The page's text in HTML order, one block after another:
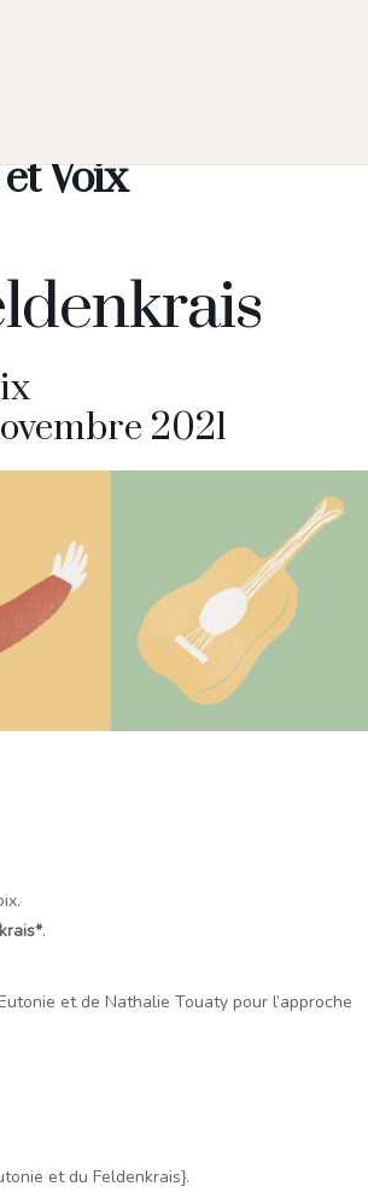
Voix
2021
.
et de Nathalie Touaty pour l’approche
et du Feldenkrais}.